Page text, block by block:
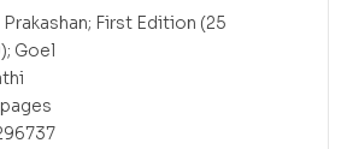
Goel
216 pages